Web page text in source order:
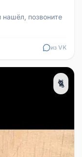
нашёл, позвоните
из VK
🐈